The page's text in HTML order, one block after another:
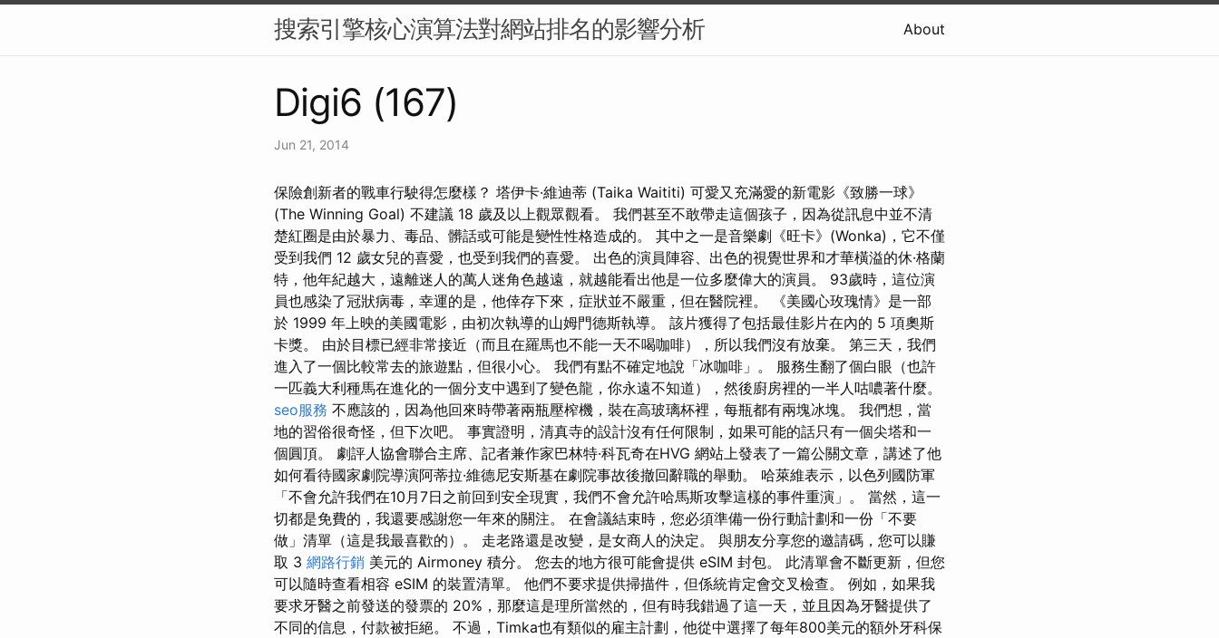
搜索引擎核心演算法對網站排名的影響分析 About
Digi6 (167)
Jun 21, 2014
保險創新者的戰車行駛得怎麼樣？ 塔伊卡·維迪蒂 (Taika Waititi) 可愛又充滿愛的新電影《致勝一球》
(The Winning Goal) 不建議 18 歲及以上觀眾觀看。 我們甚至不敢帶走這個孩子，因為從訊息中並不清
楚紅圈是由於暴力、毒品、髒話或可能是變性性格造成的。 其中之一是音樂劇《旺卡》(Wonka)，它不僅
受到我們 12 歲女兒的喜愛，也受到我們的喜愛。 出色的演員陣容、出色的視覺世界和才華橫溢的休·格蘭
特，他年紀越大，遠離迷人的萬人迷角色越遠，就越能看出他是一位多麼偉大的演員。 93歲時，這位演
員也感染了冠狀病毒，幸運的是，他倖存下來，症狀並不嚴重，但在醫院裡。 《美國心玫瑰情》是一部
於 1999 年上映的美國電影，由初次執導的山姆門德斯執導。 該片獲得了包括最佳影片在內的 5 項奧斯
卡獎。 由於目標已經非常接近（而且在羅馬也不能一天不喝咖啡），所以我們沒有放棄。 第三天，我們
進入了一個比較常去的旅遊點，但很小心。 我們有點不確定地說「冰咖啡」。 服務生翻了個白眼（也許
一匹義大利種馬在進化的一個分支中遇到了變色龍，你永遠不知道），然後廚房裡的一半人咕噥著什麼。
seo服務 不應該的，因為他回來時帶著兩瓶壓榨機，裝在高玻璃杯裡，每瓶都有兩塊冰塊。 我們想，當
地的習俗很奇怪，但下次吧。 事實證明，清真寺的設計沒有任何限制，如果可能的話只有一個尖塔和一
個圓頂。 劇評人協會聯合主席、記者兼作家巴林特·科瓦奇在HVG 網站上發表了一篇公關文章，講述了他
如何看待國家劇院導演阿蒂拉·維德尼安斯基在劇院事故後撤回辭職的舉動。 哈萊維表示，以色列國防軍
「不會允許我們在10月7日之前回到安全現實，我們不會允許哈馬斯攻擊這樣的事件重演」。 當然，這一
切都是免費的，我還要感謝您一年來的關注。 在會議結束時，您必須準備一份行動計劃和一份「不要
做」清單（這是我最喜歡的）。 走老路還是改變，是女商人的決定。 與朋友分享您的邀請碼，您可以賺
取 3 網路行銷 美元的 Airmoney 積分。 您去的地方很可能會提供 eSIM 封包。 此清單會不斷更新，但您
可以隨時查看相容 eSIM 的裝置清單。 他們不要求提供掃描件，但係統肯定會交叉檢查。 例如，如果我
要求牙醫之前發送的發票的 20%，那麼這是理所當然的，但有時我錯過了這一天，並且因為牙醫提供了
不同的信息，付款被拒絕。 不過，Timka也有類似的雇主計劃，他從中選擇了每年800美元的額外牙科保